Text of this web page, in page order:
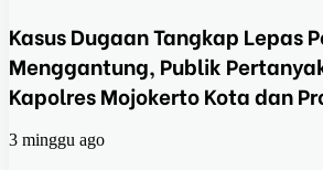
Kasus Dugaan Tangkap Lepas
Menggantung, Publik
Kapolres Mojokerto Kota dan
3 minggu ago